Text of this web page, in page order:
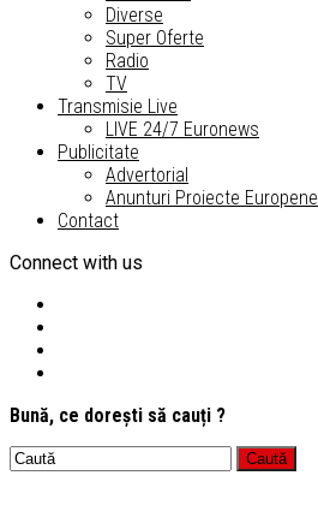
Diverse
Super Oferte
Radio
TV
Transmisie Live
LIVE 24/7 Euronews
Publicitate
Advertorial
Anunturi Proiecte Europene
Contact
Connect with us
Bună, ce dorești să cauți ?